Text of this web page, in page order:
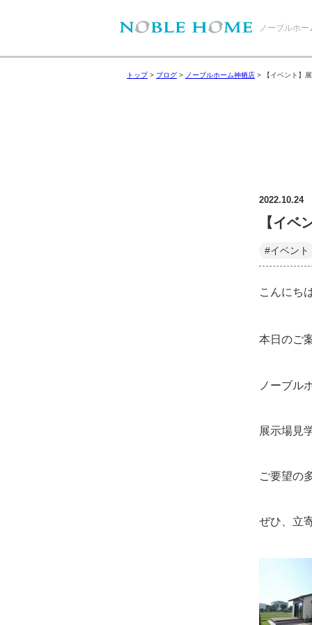
ノーブルホ
トップ> ブログ > ノーブルホーム神栖店 > 【イベント】
2022.10.24
【イベ
#イベント
こんにち
本日のご
ノーブル
展示場見
ご要望の
ぜひ、立